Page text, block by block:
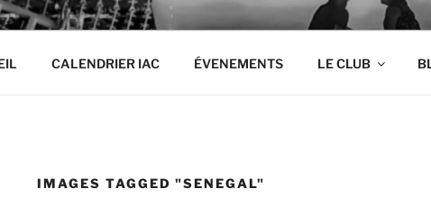
CALENDRIER IAC ÉVENEMENTS LE CLUB
IMAGES TAGGED "SENEGAL"